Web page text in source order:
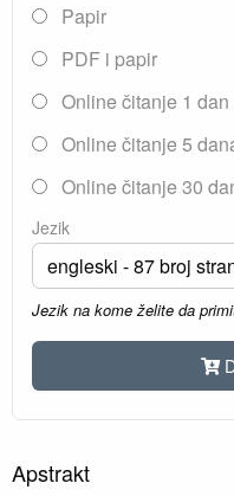
Papir
PDF i papir
Online čitanje 1 dan
Online čitanje 5
Online čitanje 30
Jezik
Jezik na kome želite da
Apstrakt